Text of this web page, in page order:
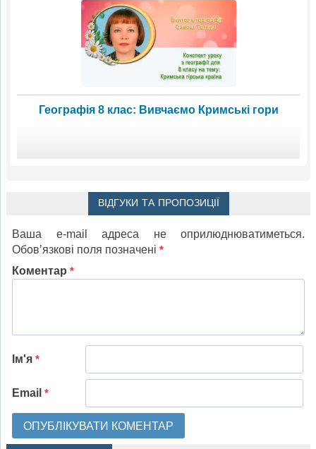
Географія 8 клас: Вивчаємо Кримські гори
ВІДГУКИ ТА ПРОПОЗИЦІЇ
Ваша e-mail адреса не оприлюднюватиметься.
Обов’язкові поля позначені *
Коментар *
Ім'я *
Email *